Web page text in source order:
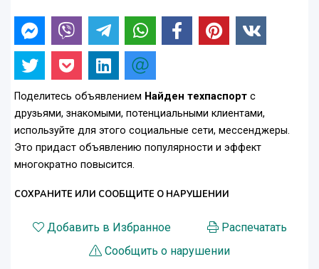
Поделитесь объявлением Найден техпаспорт с
друзьями, знакомыми, потенциальными клиентами,
используйте для этого социальные сети, мессенджеры.
Это придаст объявлению популярности и эффект
многократно повысится.
СОХРАНИТЕ ИЛИ СООБЩИТЕ О НАРУШЕНИИ
Добавить в Избранное
Распечатать
Сообщить о нарушении